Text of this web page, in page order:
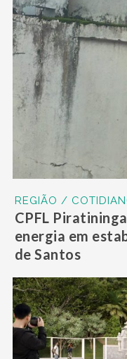
REGIÃO /
CPFL
energia em
de Santos